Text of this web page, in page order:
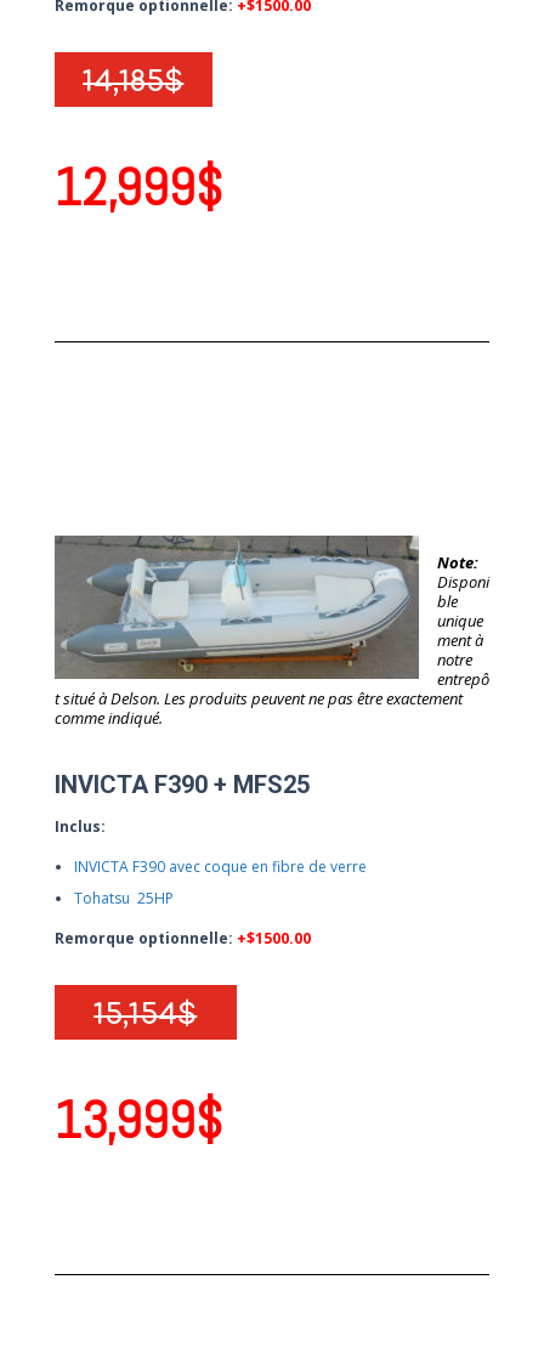
Remorque optionnelle: +$1500.00
14,185$
12,999$
Note:
Disponi
ble
unique
ment à
notre
entrepô
t situé à Delson. Les produits peuvent ne pas être exactement
comme indiqué.
INVICTA F390 + MFS25
Inclus:
INVICTA F390 avec coque en fibre de verre
Tohatsu 25HP
Remorque optionnelle: +$1500.00
15,154$
13,999$